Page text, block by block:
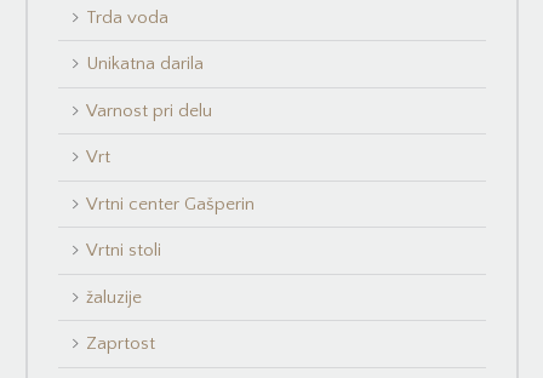
Trda voda
Unikatna darila
Varnost pri delu
Vrt
Vrtni center Gašperin
Vrtni stoli
žaluzije
Zaprtost